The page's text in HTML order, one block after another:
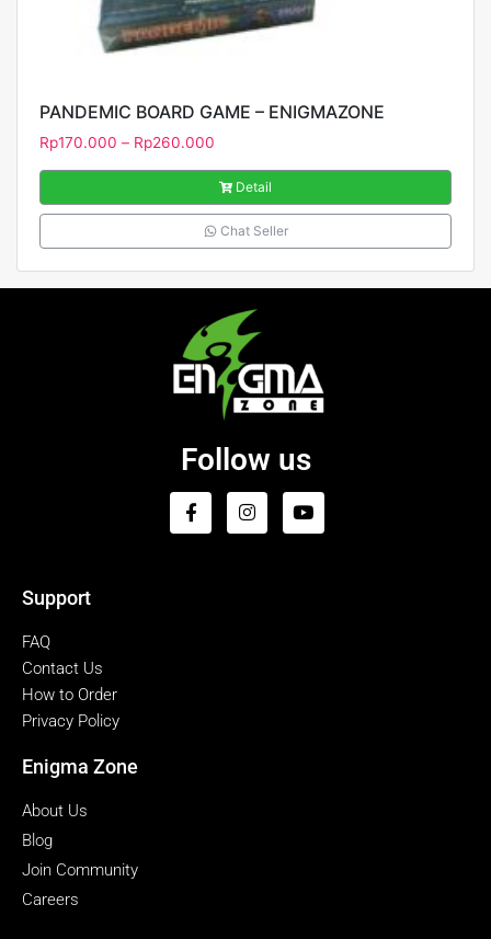
PANDEMIC BOARD GAME – ENIGMAZONE
Rp170.000 – Rp260.000
Detail
Chat Seller
Follow us
Support
FAQ
Contact Us
How to Order
Privacy Policy
Enigma Zone
About Us
Blog
Join Community
Careers